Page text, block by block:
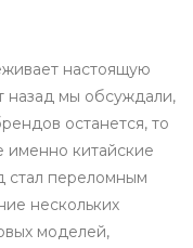
настоящую
назад мы обсуждали,
останется, то
именно китайские
стал переломным
нескольких
моделей,